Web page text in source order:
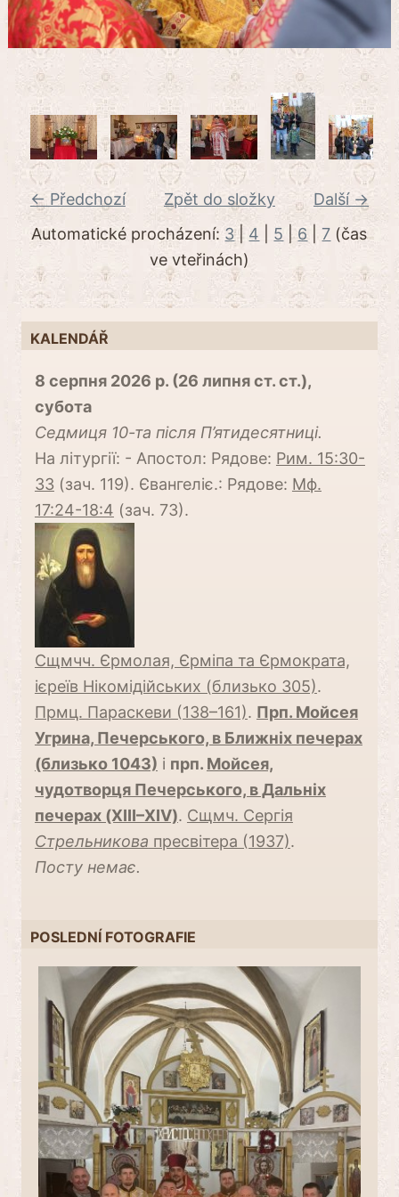
← Předchozí Další →
Zpět do složky
Automatické procházení: 3| 4 5 |6 7 (čas
ve vteřinách)
KALENDÁŘ
8 серпня 2026 р. (26 липня ст. ст.),
субота
Cедмиця 10-та після П’ятидесятниці.
На літургії: - Апостол: Рядове: Рим. 15:30-
33 (зач. 119). Євангеліє.: Рядове: Мф.
17:24-18:4 (зач. 73).
Сщмчч. Єрмолая, Єрміпа та Єрмократа,
ієреїв Нікомідійських (близько 305).
Прмц. Параскеви (138–161). Прп. Мойсея
Угрина, Печерського, в Ближніх печерах
(близько 1043) і прп. Мойсея,
чудотворця Печерського, в Дальніх
печерах (XIII–XIV). Сщмч. Сергія
Стрельникова пресвітера (1937).
Посту немає.
POSLEDNÍ FOTOGRAFIE